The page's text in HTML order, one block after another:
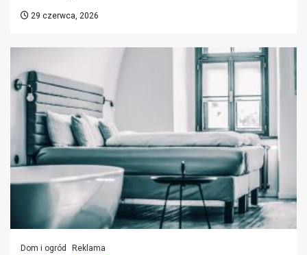
29 czerwca, 2026
Dom i ogród Reklama